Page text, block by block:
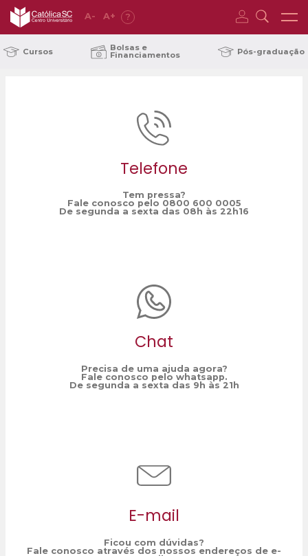
A- A+ ?
Cursos Bolsas e
Financiamentos Pós-graduação
Telefone
Tem pressa?
Fale conosco pelo 0800 600 0005
De segunda a sexta das 08h às 22h16
Chat
Precisa de uma ajuda agora?
Fale conosco pelo whatsapp.
De segunda a sexta das 9h às 21h
E-mail
Ficou com dúvidas?
Fale conosco através dos nossos endereços de e-